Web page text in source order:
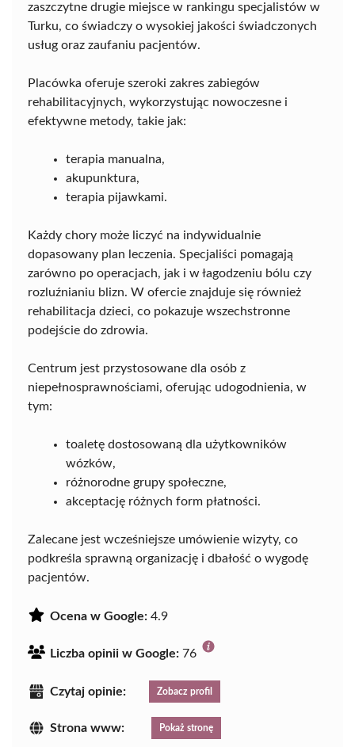
zaszczytne drugie miejsce w rankingu specjalistów w
Turku, co świadczy o wysokiej jakości świadczonych
usług oraz zaufaniu pacjentów.
Placówka oferuje szeroki zakres zabiegów
rehabilitacyjnych, wykorzystując nowoczesne i
efektywne metody, takie jak:
terapia manualna,
akupunktura,
terapia pijawkami.
Każdy chory może liczyć na indywidualnie
dopasowany plan leczenia. Specjaliści pomagają
zarówno po operacjach, jak i w łagodzeniu bólu czy
rozluźnianiu blizn. W ofercie znajduje się również
rehabilitacja dzieci, co pokazuje wszechstronne
podejście do zdrowia.
Centrum jest przystosowane dla osób z
niepełnosprawnościami, oferując udogodnienia, w
tym:
toaletę dostosowaną dla użytkowników
wózków,
różnorodne grupy społeczne,
akceptację różnych form płatności.
Zalecane jest wcześniejsze umówienie wizyty, co
podkreśla sprawną organizację i dbałość o wygodę
pacjentów.
Ocena w Google: 4.9
Liczba opinii w Google: 76
Czytaj opinie: Zobacz profil
Strona www: Pokaż stronę